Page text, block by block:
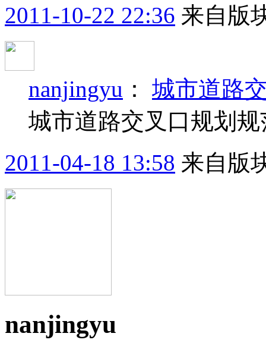
2011-10-22 22:36 来自版
nanjingyu ： 城市道路
城市道路交叉口规划
2011-04-18 13:58 来自版
nanjingyu